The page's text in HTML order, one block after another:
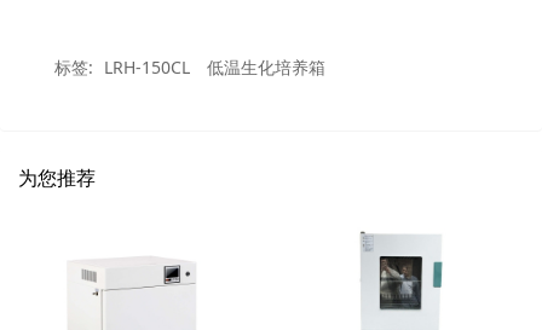
标签: LRH-150CL 低温生化培养箱
为您推荐